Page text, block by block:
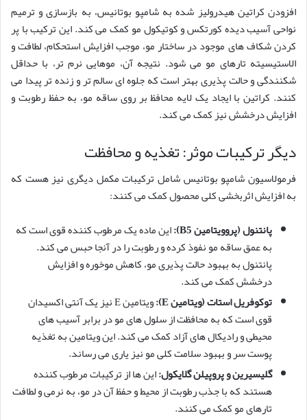
افزودن کراتین هیدرولیز شده به شامپو بوتانیس، به بازسازی و ترمیم
نواحی آسیب دیده کورتکس و کوتیکول مو کمک می کند. این ترکیب با پر
کردن شکاف های موجود در ساختار مو، موجب افزایش استحکام، لطافت و
الاستیسیته تارهای مو می شود. نتیجه آن، موهایی نرم تر، با حداقل
شکنندگی و حالت پذیری بهتر است که جلوه ای سالم تر و زنده تر پیدا می
کنند. کراتین با ایجاد یک لایه محافظ بر روی ساقه مو، به حفظ رطوبت و
افزایش درخشش نیز کمک می کند.
دیگر ترکیبات موثر: تغذیه و محافظت
فرمولاسیون شامپو بوتانیس شامل ترکیبات مکمل دیگری نیز هست که
به افزایش اثربخشی کلی محصول کمک می کنند:
پانتنول (پروویتامین B5):
این ماده یک مرطوب کننده قوی است که
به عمق ساقه مو نفوذ کرده و رطوبت را در آنجا حبس می کند.
پانتنول به بهبود حالت پذیری مو، کاهش موخوره و افزایش
درخشش کمک می کند.
توکوفریل استات (ویتامین E):
ویتامین E نیز یک آنتی اکسیدان
قوی است که به محافظت از سلول های مو در برابر آسیب های
محیطی و رادیکال های آزاد کمک می کند. این ویتامین به تغذیه
پوست سر و بهبود سلامت کلی مو نیز یاری می رساند.
گلیسیرین و پروپیلن گلایکول:این ها از ترکیبات مرطوب کننده
هستند که با جذب رطوبت از محیط و حفظ آن در مو، به نرمی و لطافت
تارهای مو کمک می کنند.